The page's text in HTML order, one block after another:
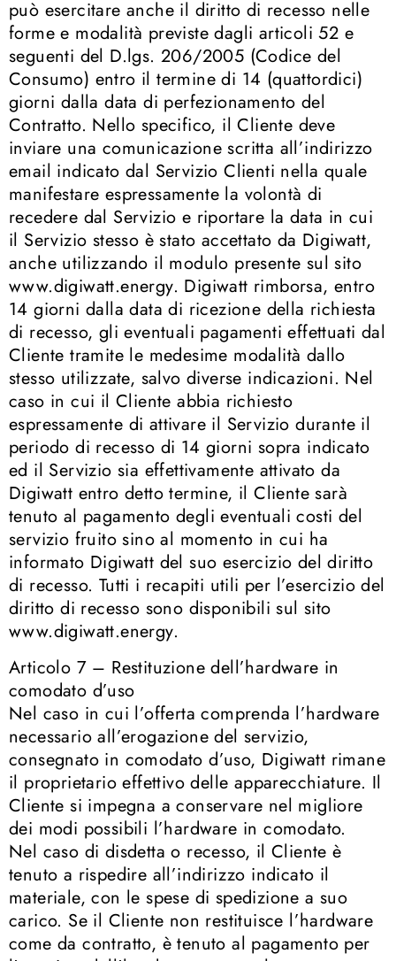
può esercitare anche il diritto di recesso nelle
forme e modalità previste dagli articoli 52 e
seguenti del D.lgs. 206/2005 (Codice del
Consumo) entro il termine di 14 (quattordici)
giorni dalla data di perfezionamento del
Contratto. Nello specifico, il Cliente deve
inviare una comunicazione scritta all’indirizzo
email indicato dal Servizio Clienti nella quale
manifestare espressamente la volontà di
recedere dal Servizio e riportare la data in cui
il Servizio stesso è stato accettato da Digiwatt,
anche utilizzando il modulo presente sul sito
www.digiwatt.energy. Digiwatt rimborsa, entro
14 giorni dalla data di ricezione della richiesta
di recesso, gli eventuali pagamenti effettuati dal
Cliente tramite le medesime modalità dallo
stesso utilizzate, salvo diverse indicazioni. Nel
caso in cui il Cliente abbia richiesto
espressamente di attivare il Servizio durante il
periodo di recesso di 14 giorni sopra indicato
ed il Servizio sia effettivamente attivato da
Digiwatt entro detto termine, il Cliente sarà
tenuto al pagamento degli eventuali costi del
servizio fruito sino al momento in cui ha
informato Digiwatt del suo esercizio del diritto
di recesso. Tutti i recapiti utili per l’esercizio del
diritto di recesso sono disponibili sul sito
www.digiwatt.energy.
Articolo 7 – Restituzione dell’hardware in
comodato d’uso
Nel caso in cui l’offerta comprenda l’hardware
necessario all’erogazione del servizio,
consegnato in comodato d’uso, Digiwatt rimane
il proprietario effettivo delle apparecchiature. Il
Cliente si impegna a conservare nel migliore
dei modi possibili l’hardware in comodato.
Nel caso di disdetta o recesso, il Cliente è
tenuto a rispedire all’indirizzo indicato il
materiale, con le spese di spedizione a suo
carico. Se il Cliente non restituisce l’hardware
come da contratto, è tenuto al pagamento per